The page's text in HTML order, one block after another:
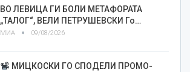
ВО ЛЕВИЦА ГИ БОЛИ МЕТАФОРАТА
„ТАЛОГ“, ВЕЛИ ПЕТРУШЕВСКИ Го…
МИА 09/08/2026
МИЦКОСКИ ГО СПОДЕЛИ ПРОМО-